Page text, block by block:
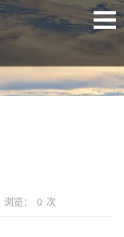
浏览： 0 次